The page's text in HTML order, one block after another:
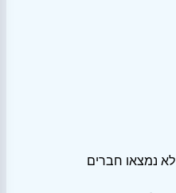
לא נמצאו חברים